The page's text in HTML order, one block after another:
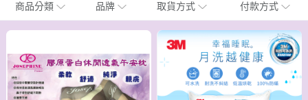
商品分類 品牌 取貨方式 付款方式